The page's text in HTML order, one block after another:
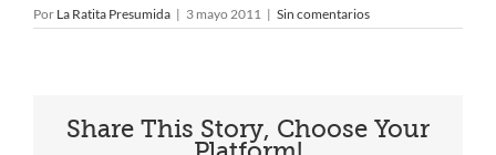
Por La Ratita Presumida | 3 mayo 2011 | Sin comentarios
Share This Story, Choose Your